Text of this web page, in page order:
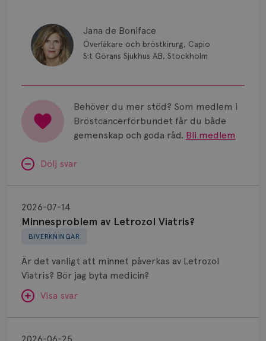
Jana de Boniface
Överläkare och bröstkirurg, Capio
S:t Görans Sjukhus AB, Stockholm
Behöver du mer stöd? Som medlem i
Bröstcancerförbundet får du både
gemenskap och goda råd. Bli medlem
Dölj svar
BIVERKNINGAR
Minnesproblem av Letrozol Viatris?
2026-07-14
Är det vanligt att minnet påverkas av Letrozol
Viatris? Bör jag byta medicin?
Visa svar
Letrozol
Viatris?
kring